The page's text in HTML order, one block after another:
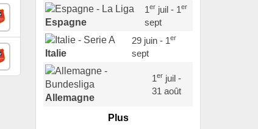
Espagne
1erjuil - 1er
sept
Italie
29 juin - 1er
sept
Allemagne
1erjuil -
31 août
Plus